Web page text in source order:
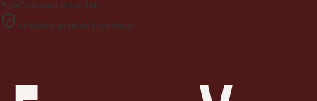
Push Delivered within 24h
GoDaddy-protected checkout